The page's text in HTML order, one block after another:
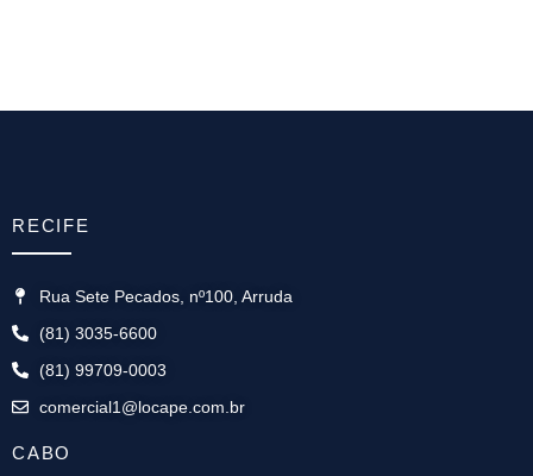
RECIFE
Rua Sete Pecados, nº100, Arruda
(81) 3035-6600
(81) 99709-0003
comercial1@locape.com.br
CABO